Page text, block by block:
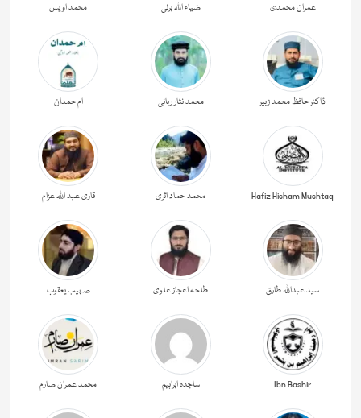
عمران محمدی ضیاء اللہ برنی محمد اویس
ڈاکٹر حافظ محمد زبیر محمد نثار ربانی ام حمدان
Hafiz Hisham Mushtaq محمد حماد اثری قاری عبد اللہ عزام
سید عبداللہ طارق طلحہ اعجاز علوی صہیب یعقوب
Ibn Bashir ساجدہ ابراہیم محمد عمران صارم